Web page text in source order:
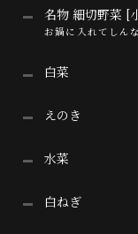
名物 細切野菜 [
お鍋に入れてしん
白菜
えのき
水菜
白ねぎ